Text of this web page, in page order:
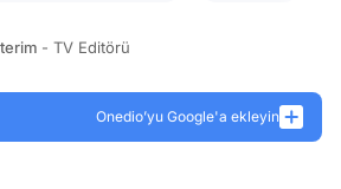
- TV Editörü
Onedio’yu Google'a ekleyin